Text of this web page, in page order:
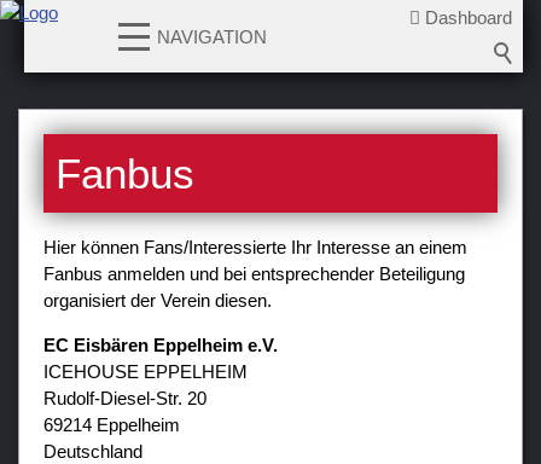
Dashboard
NAVIGATION
News
Teams
Verein
Sponsoren / Partner
Bildergalerien
Fanbus
Newsletter
Fanbus
Hier können Fans/Interessierte Ihr Interesse an einem
Fanbus anmelden und bei entsprechender Beteiligung
organisiert der Verein diesen.
EC Eisbären Eppelheim e.V.
ICEHOUSE EPPELHEIM
Rudolf-Diesel-Str. 20
69214 Eppelheim
Deutschland